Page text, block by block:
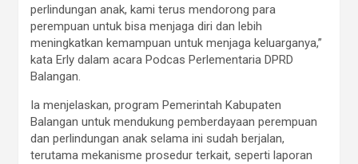
perlindungan anak, kami terus mendorong para
perempuan untuk bisa menjaga diri dan lebih
meningkatkan kemampuan untuk menjaga keluarganya,”
kata Erly dalam acara Podcas Perlementaria DPRD
Balangan.
Ia menjelaskan, program Pemerintah Kabupaten
Balangan untuk mendukung pemberdayaan perempuan
dan perlindungan anak selama ini sudah berjalan,
terutama mekanisme prosedur terkait, seperti laporan